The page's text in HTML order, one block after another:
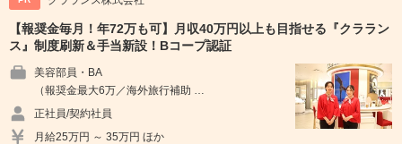
【報奨金毎月！年72万も可】月収40万円以上も目指せる『クララン
ス』制度刷新＆手当新設！Bコープ認証
美容部員・BA
（報奨金最大6万／海外旅行補助 …
正社員/契約社員
月給25万円 ～ 35万円 ほか